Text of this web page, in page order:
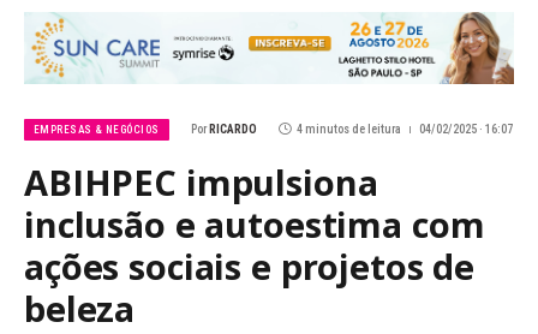
EMPRESAS & NEGÓCIOS Por RICARDO 4 minutos de leitura 04/02/2025 · 16:07
ABIHPEC impulsiona
inclusão e autoestima com
ações sociais e projetos de
beleza